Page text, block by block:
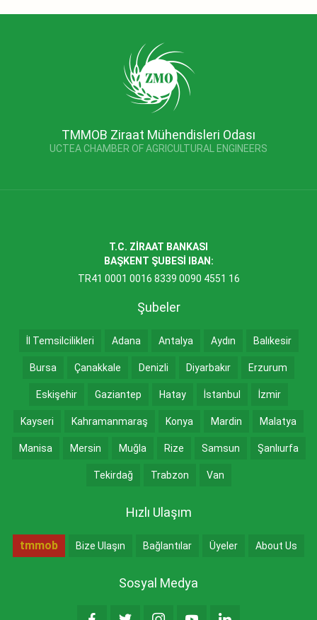
TMMOB Ziraat Mühendisleri Odası
UCTEA CHAMBER OF AGRICULTURAL ENGINEERS
T.C. ZİRAAT BANKASI
BAŞKENT ŞUBESİ IBAN:
TR41 0001 0016 8339 0090 4551 16
Şubeler
İl Temsilcilikleri Adana Antalya Aydın Balıkesir
Bursa Çanakkale Denizli Diyarbakır Erzurum
Eskişehir Gaziantep Hatay İstanbul İzmir
Kayseri Kahramanmaraş Konya Mardin Malatya
Manisa Mersin Muğla Rize Samsun Şanlıurfa
Tekirdağ Trabzon Van
Hızlı Ulaşım
tmmob Bize Ulaşın Bağlantılar Üyeler About Us
Sosyal Medya